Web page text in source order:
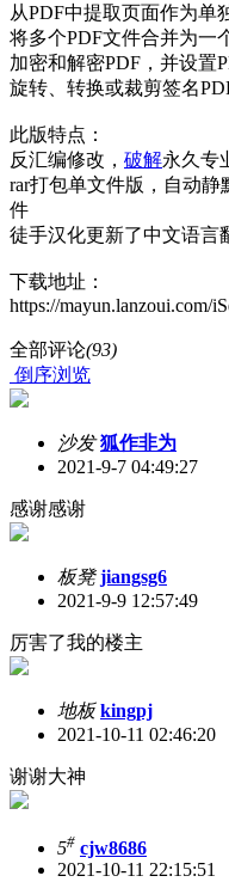
从PDF中提取页面作为单
将多个PDF文件合并为一
加密和解密PDF，并设置
旋转、转换或裁剪签名
此版特点：
反汇编修改， 破解永久专
rar打包单文件版，自动
件
徒手汉化更新了中文语言
下载地址：
https://mayun.lanzoui.com/
全部评论(93)
倒序浏览
沙发 狐作非为
2021-9-7 04:49:27
感谢感谢
板凳 jiangsg6
2021-9-9 12:57:49
厉害了我的楼主
地板 kingpj
2021-10-11 02:46:20
谢谢大神
5# cjw8686
2021-10-11 22:15:51